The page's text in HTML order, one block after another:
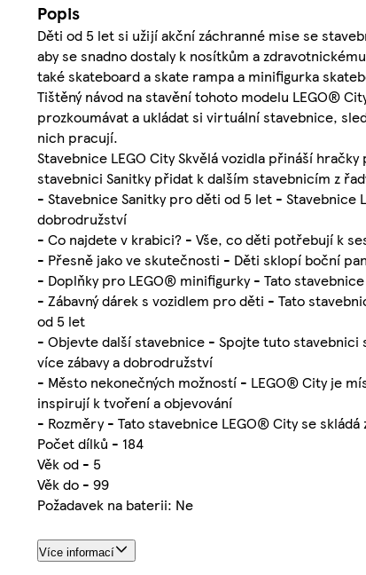
Popis
Děti od 5 let si užijí akční záchranné mise se
aby se snadno dostaly k nosítkům a
také skateboard a skate rampa a minifigurka
Tištěný návod na stavění tohoto modelu LEGO®
prozkoumávat a ukládat si virtuální stavebnice,
nich pracují.
Stavebnice LEGO City Skvělá vozidla přináší
stavebnici Sanitky přidat k dalším stavebnicím z
- Stavebnice Sanitky pro děti od 5 let - Stavebnice
dobrodružství
- Co najdete v krabici? - Vše, co děti potřebují k
- Přesně jako ve skutečnosti - Děti sklopí boční
- Doplňky pro LEGO® minifigurky - Tato
- Zábavný dárek s vozidlem pro děti - Tato
od 5 let
- Objevte další stavebnice - Spojte tuto stavebnici
více zábavy a dobrodružství
- Město nekonečných možností - LEGO® City je
inspirují k tvoření a objevování
- Rozměry - Tato stavebnice LEGO® City se
Počet dílků - 184
Věk od - 5
Věk do - 99
Požadavek na baterii: Ne
Více informací